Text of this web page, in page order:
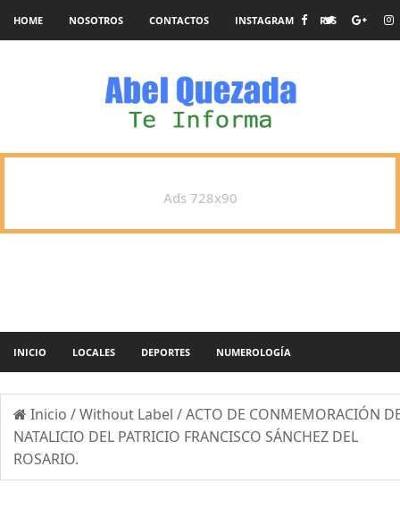
HOME NOSOTROS CONTACTOS INSTAGRAM RSS
Ads 728x90
INICIO LOCALES DEPORTES NUMEROLOGÍA
Inicio /Without Label /ACTO DE CONMEMORACIÓN
NATALICIO DEL PATRICIO FRANCISCO SÁNCHEZ DEL
ROSARIO.